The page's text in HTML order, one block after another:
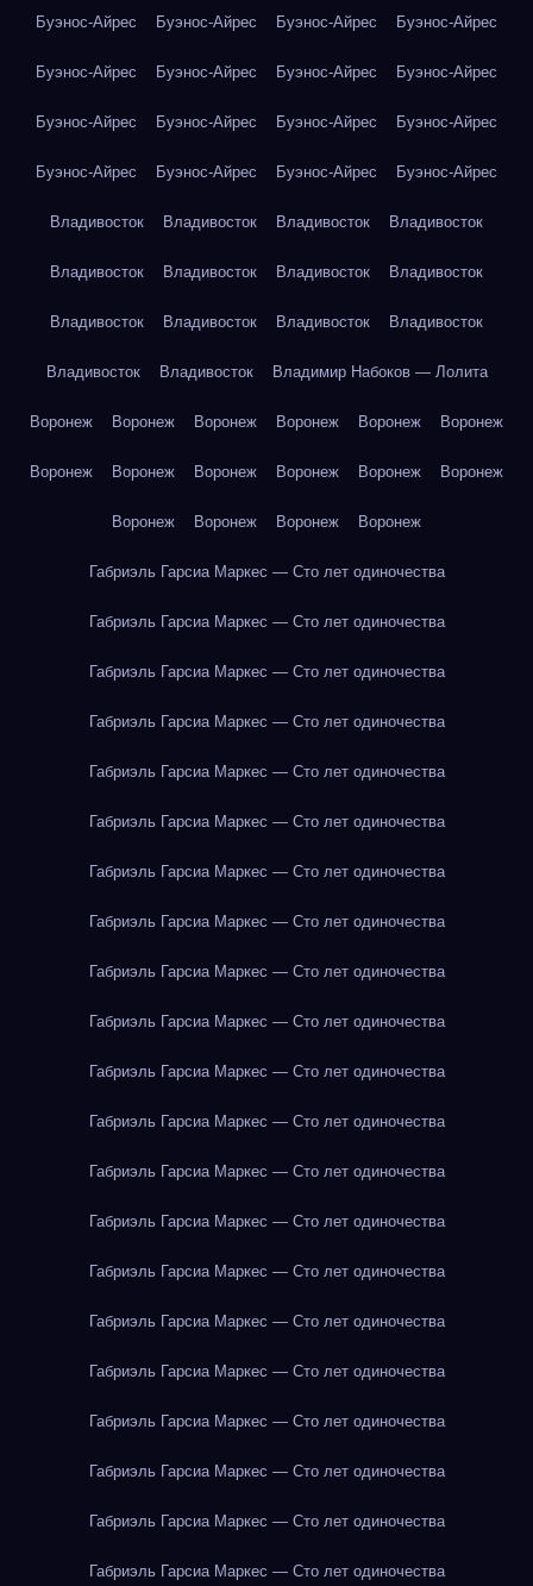
Буэнос-Айрес Буэнос-Айрес Буэнос-Айрес Буэнос-Айрес
Буэнос-Айрес Буэнос-Айрес Буэнос-Айрес Буэнос-Айрес
Буэнос-Айрес Буэнос-Айрес Буэнос-Айрес Буэнос-Айрес
Буэнос-Айрес Буэнос-Айрес Буэнос-Айрес Буэнос-Айрес
Владивосток Владивосток Владивосток Владивосток
Владивосток Владивосток Владивосток Владивосток
Владивосток Владивосток Владивосток Владивосток
Владивосток Владивосток Владимир Набоков — Лолита
Воронеж Воронеж Воронеж Воронеж Воронеж Воронеж
Воронеж Воронеж Воронеж Воронеж Воронеж Воронеж
Воронеж Воронеж Воронеж Воронеж
Габриэль Гарсиа Маркес — Сто лет одиночества
Габриэль Гарсиа Маркес — Сто лет одиночества
Габриэль Гарсиа Маркес — Сто лет одиночества
Габриэль Гарсиа Маркес — Сто лет одиночества
Габриэль Гарсиа Маркес — Сто лет одиночества
Габриэль Гарсиа Маркес — Сто лет одиночества
Габриэль Гарсиа Маркес — Сто лет одиночества
Габриэль Гарсиа Маркес — Сто лет одиночества
Габриэль Гарсиа Маркес — Сто лет одиночества
Габриэль Гарсиа Маркес — Сто лет одиночества
Габриэль Гарсиа Маркес — Сто лет одиночества
Габриэль Гарсиа Маркес — Сто лет одиночества
Габриэль Гарсиа Маркес — Сто лет одиночества
Габриэль Гарсиа Маркес — Сто лет одиночества
Габриэль Гарсиа Маркес — Сто лет одиночества
Габриэль Гарсиа Маркес — Сто лет одиночества
Габриэль Гарсиа Маркес — Сто лет одиночества
Габриэль Гарсиа Маркес — Сто лет одиночества
Габриэль Гарсиа Маркес — Сто лет одиночества
Габриэль Гарсиа Маркес — Сто лет одиночества
Габриэль Гарсиа Маркес — Сто лет одиночества